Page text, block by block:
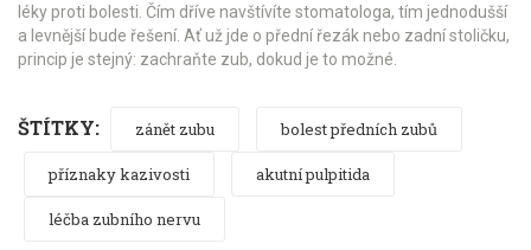
léky proti bolesti. Čím dříve navštívíte stomatologa, tím jednodušší
a levnější bude řešení. Ať už jde o přední řezák nebo zadní stoličku,
princip je stejný: zachraňte zub, dokud je to možné.
ŠTÍTKY: zánět zubu bolest předních zubů
příznaky kazivosti akutní pulpitida
léčba zubního nervu